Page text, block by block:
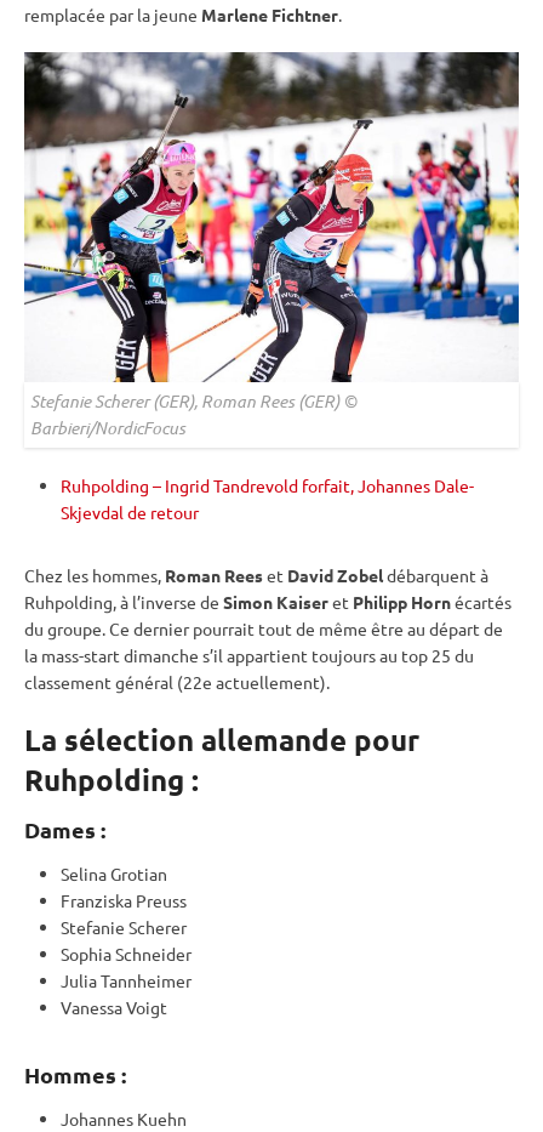
remplacée par la jeune Marlene Fichtner.
Stefanie Scherer (GER), Roman Rees (GER) ©
Barbieri/NordicFocus
Ruhpolding – Ingrid Tandrevold forfait, Johannes Dale-
Skjevdal de retour
Chez les hommes, Roman Reeset David Zobeldébarquent à
Ruhpolding, à l’inverse de Simon Kaiseret Philipp Hornécartés
du groupe. Ce dernier pourrait tout de même être au départ de
la mass-start dimanche s’il appartient toujours au top 25 du
classement général (22e actuellement).
La sélection allemande pour
Ruhpolding :
Dames :
Selina Grotian
Franziska Preuss
Stefanie Scherer
Sophia Schneider
Julia Tannheimer
Vanessa Voigt
Hommes :
Johannes Kuehn